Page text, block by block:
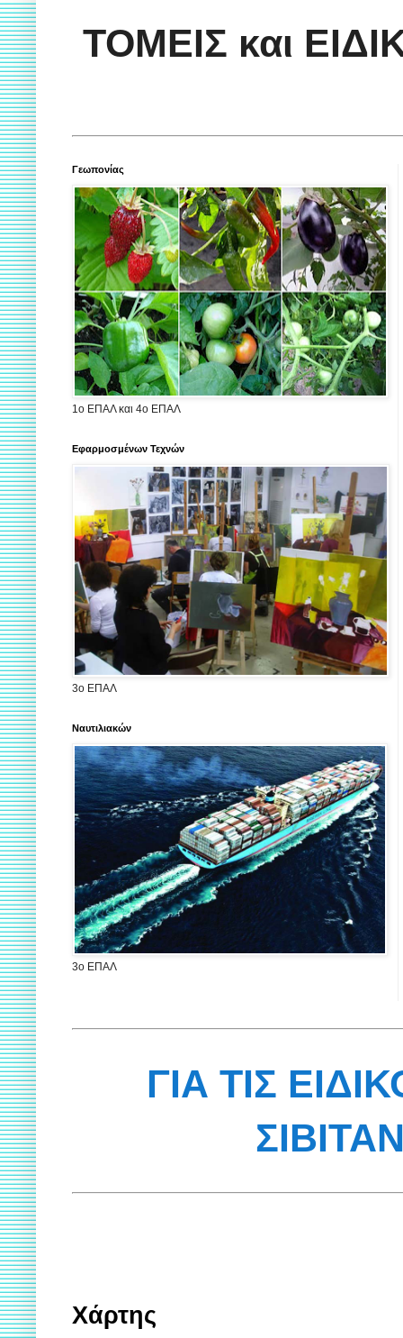
ΤΟΜΕΙΣ και
Γεωπονίας
1ο ΕΠΑΛ και 4ο ΕΠΑΛ
Εφαρμοσμένων Τεχνών
3ο ΕΠΑΛ
Ναυτιλιακών
3ο ΕΠΑΛ
ΓΙΑ ΤΙΣ
Χάρτης